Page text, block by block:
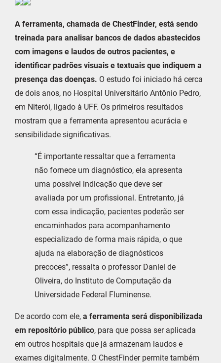
A ferramenta, chamada de ChestFinder, está sendo
treinada para analisar bancos de dados abastecidos
com imagens e laudos de outros pacientes, e
identificar padrões visuais e textuais que indiquem a
presença das doenças. O estudo foi iniciado há cerca
de dois anos, no Hospital Universitário Antônio Pedro,
em Niterói, ligado à UFF. Os primeiros resultados
mostram que a ferramenta apresentou acurácia e
sensibilidade significativas.
“É importante ressaltar que a ferramenta
não fornece um diagnóstico, ela apresenta
uma possível indicação que deve ser
avaliada por um profissional. Entretanto, já
com essa indicação, pacientes poderão ser
encaminhados para acompanhamento
especializado de forma mais rápida, o que
ajuda na elaboração de diagnósticos
precoces”, ressalta o professor Daniel de
Oliveira, do Instituto de Computação da
Universidade Federal Fluminense.
De acordo com ele, a ferramenta será disponibilizada
em repositório público, para que possa ser aplicada
em outros hospitais que já armazenam laudos e
exames digitalmente. O ChestFinder permite também